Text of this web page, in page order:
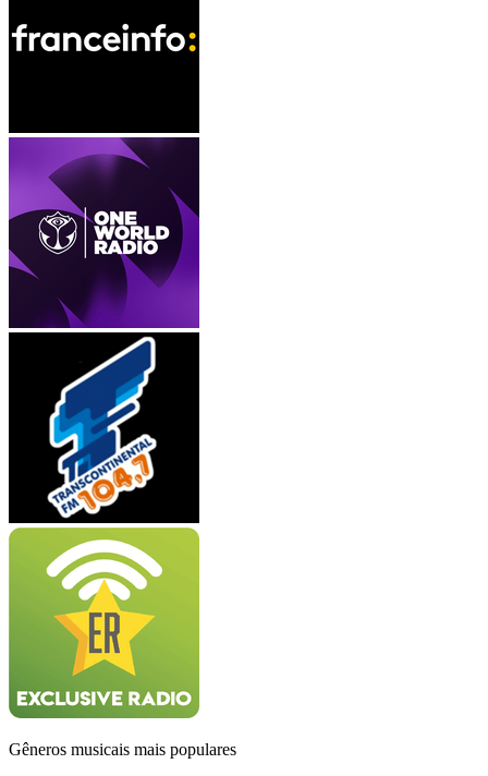
Gêneros musicais mais populares